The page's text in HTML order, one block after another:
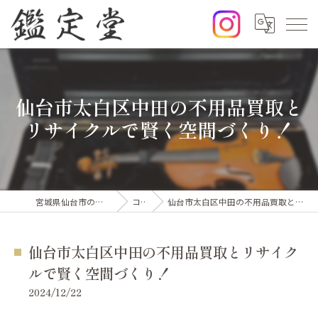
仙台市太白区中田の不用品買取と
リサイクルで賢く空間づくり！
宮城県仙台市の出張買取なら鑑定堂 コラム 仙台市太白区中田の不用品買取とリサイクルで賢く空間づくり！
仙台市太白区中田の不用品買取とリサイク
ルで賢く空間づくり！
2024/12/22